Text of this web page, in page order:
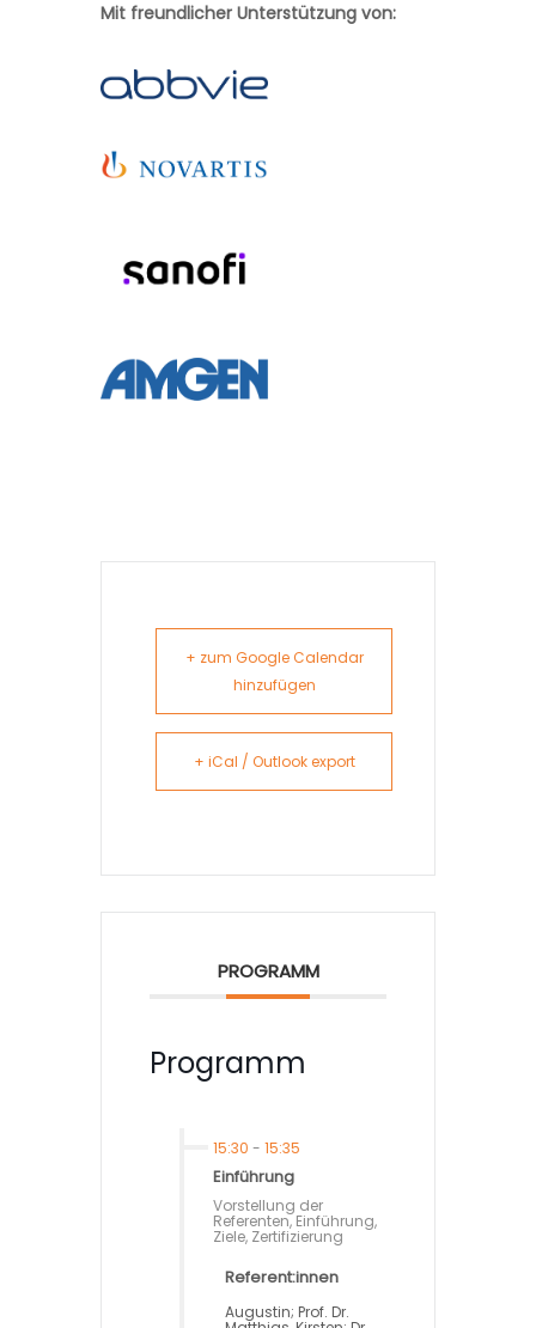
Mit freundlicher Unterstützung von:
+ zum Google Calendar
hinzufügen
+ iCal / Outlook export
PROGRAMM
Programm
15:30 - 15:35
Einführung
Vorstellung der
Referenten, Einführung,
Ziele, Zertifizierung
Referent:innen
Augustin; Prof. Dr.